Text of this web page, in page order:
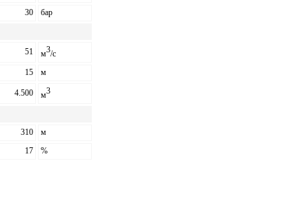
30
бар
51 м3/с
15 м
4.500 м3
310
м
17 %